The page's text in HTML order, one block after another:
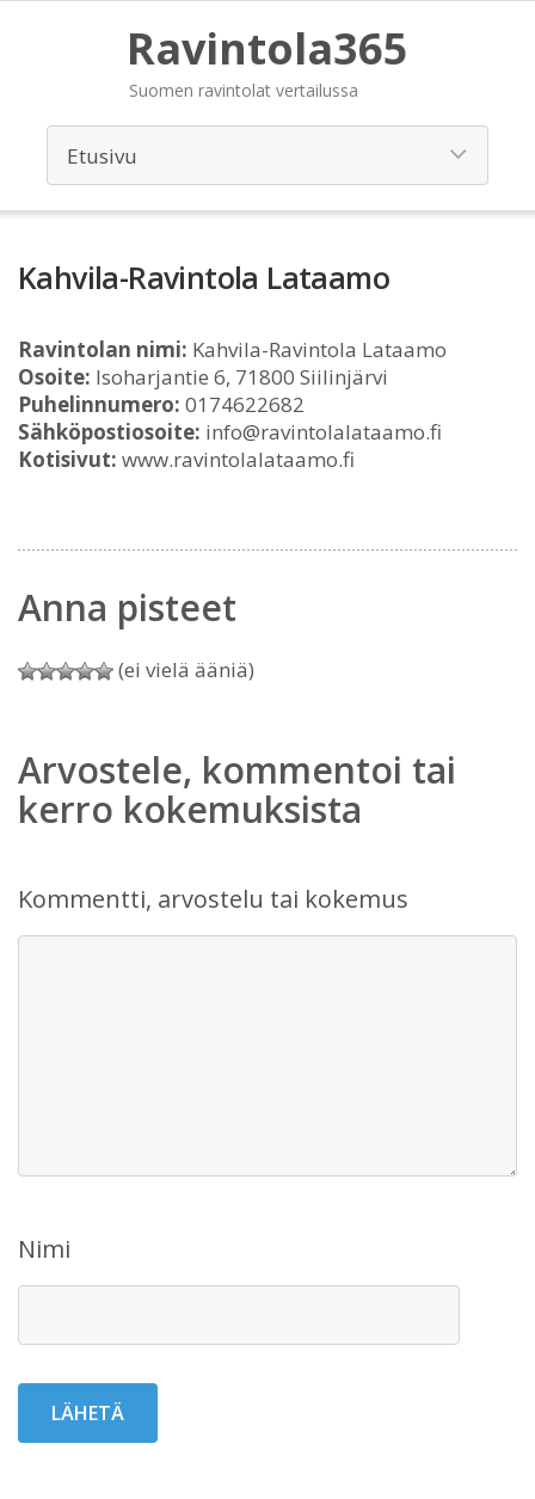
Ravintola365
Suomen ravintolat vertailussa
Kahvila-Ravintola Lataamo
Ravintolan nimi: Kahvila-Ravintola Lataamo
Osoite: Isoharjantie 6, 71800 Siilinjärvi
Puhelinnumero: 0174622682
Sähköpostiosoite: info@ravintolalataamo.fi
Kotisivut: www.ravintolalataamo.fi
Anna pisteet
(ei vielä ääniä)
Arvostele, kommentoi tai
kerro kokemuksista
Kommentti, arvostelu tai kokemus
Nimi